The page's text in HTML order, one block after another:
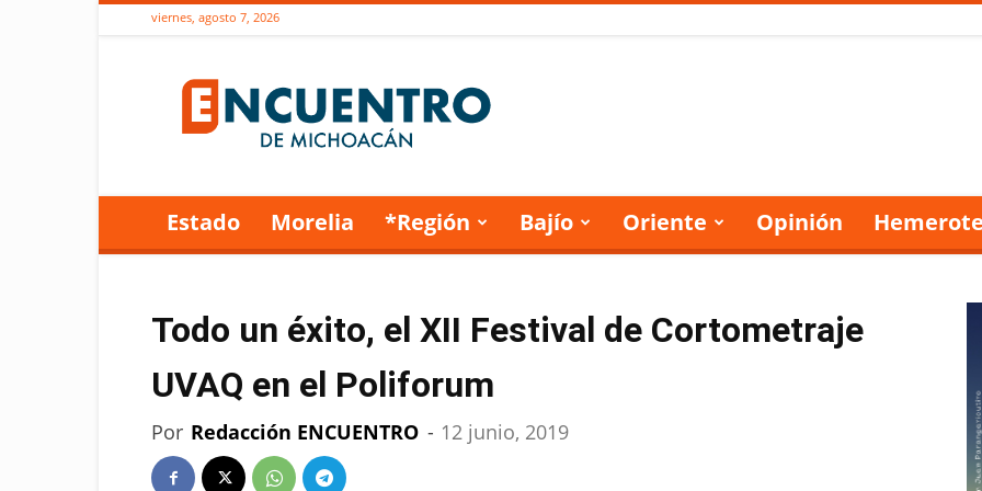
viernes, agosto 7, 2026
de
Michoacán
Estado Morelia *Región Bajío Oriente Opinión
Todo un éxito, el XII Festival de Cortometraje
UVAQ en el Poliforum
Por Redacción ENCUENTRO - 12 junio, 2019